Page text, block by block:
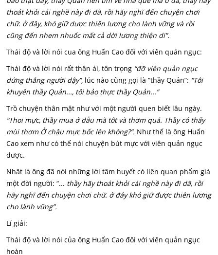
thoát khỏi cái nghề này đi dã, rồi hãy nghĩ đến chuyện chơi
chữ. ở đây, khó giữ dược thiên lương cho lành vững và rồi
cũng đến nhem nhuốc mất cả dời lương thiện di”.
Thái độ và lời nói cua ông Huấn Cao đối với viên quán ngục:
Thái độ và lời nói rất thân ái, tôn trọng “đỡ viên quản ngục
dứng thắng người dậy”, lúc nào cũng gọi là “thầy Quản”: “Tôi
khuyên thầy Quản..., tôi bảo thực thầy Quản...”
Trồ chuyện thân mật như với một người quen biết lâu ngày.
“Thoi mực, thầy mua ở dẫu mà tôt và thơm quá. Thầy có thấy
mùi thơm Ở chậu mực bốc lên không?”. Như thế là ông Huấn
Cao xem như có thế nói chuyện bút mực với viên quản ngục
được.
Nhât là ông đã nói những lời tâm huyết có liên quan phẩm giá
một đời người: “... thầy hãy thoát khỏi cái nghề này đi dã, rồi
hãy nghĩ đến chuyện chơi chữ. ở đáy khó giữ được thiên lương
cho lành vững”.
Lí giải:
Thái độ và lời nói của ông Huấn Cao đôi với viên quản ngục
hoàn